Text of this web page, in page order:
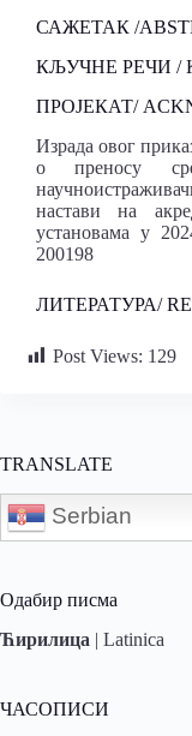
САЖЕТАК /
КЉУЧНЕ РЕЧИ /
ПРОЈЕКАТ/
Израда овог
о преносу
настави на
установама у
200198
ЛИТЕРАТУРА/
Post Views: 129
TRANSLATE
Serbian
Одабир писма
Ћирилица | Latinica
ЧАСОПИСИ